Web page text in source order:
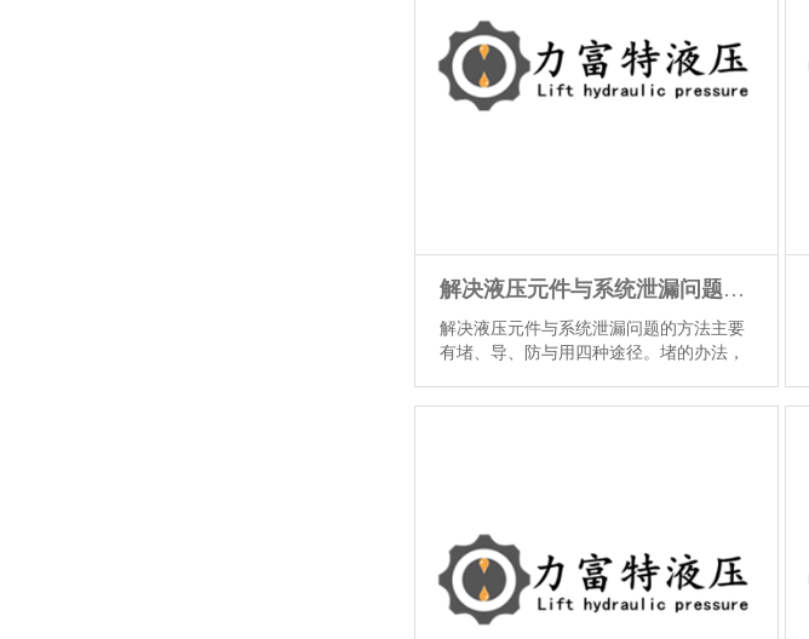
解决液压元件与系统泄漏问题的方法
解决液压元件与系统泄漏问题的方法主要
有堵、导、防与用四种途径。堵的办法，
泄漏部位涂密封胶等。导的办法主要是内